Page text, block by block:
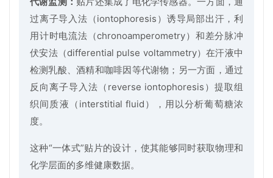
过离子导入法（iontophoresis）诱导局部出汗，利
用计时电流法（chronoamperometry）和差分脉冲
伏安法（differential pulse voltammetry）在汗液中
检测乳酸、酒精和咖啡因等代谢物；另一方面，通过
反向离子导入法（reverse iontophoresis）提取组
织间质液（interstitial fluid），用以分析葡萄糖浓
度。
这种“一体式”贴片的设计，使其能够同时获取物理和
化学层面的多维健康数据。